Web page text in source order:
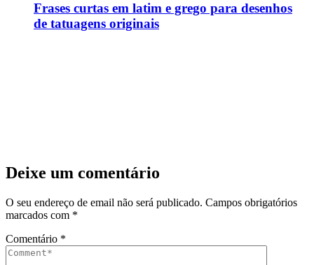
Frases curtas em latim e grego para desenhos
de tatuagens originais
Deixe um comentário
O seu endereço de email não será publicado. Campos obrigatórios
marcados com *
Comentário *